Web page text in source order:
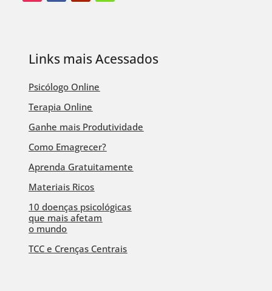
Links mais Acessados
Psicólogo Online
Terapia Online
Ganhe mais Produtividade
Como Emagrecer?
Aprenda Gratuitamente
Materiais Ricos
10 doenças psicológicas
que mais afetam
o mundo
TCC e Crenças Centrais